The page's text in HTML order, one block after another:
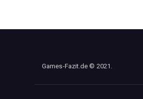
Games-Fazit.de © 2021.